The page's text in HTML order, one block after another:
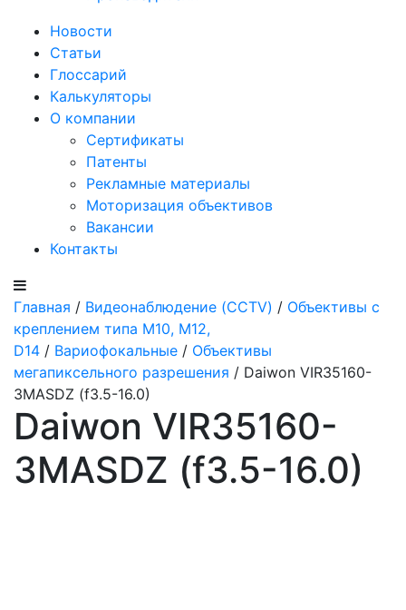
Новости
Статьи
Глоссарий
Калькуляторы
О компании
Сертификаты
Патенты
Рекламные материалы
Моторизация объективов
Вакансии
Контакты
Главная / Видеонаблюдение (CCTV) / Объективы с
креплением типа M10, M12,
D14 / Вариофокальные / Объективы
мегапиксельного разрешения / Daiwon VIR35160-
3MASDZ (f3.5-16.0)
Daiwon VIR35160-
3MASDZ (f3.5-16.0)